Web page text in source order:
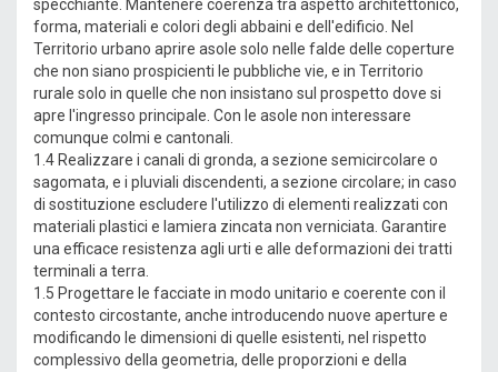
specchiante. Mantenere coerenza tra aspetto architettonico,
forma, materiali e colori degli abbaini e dell'edificio. Nel
Territorio urbano aprire asole solo nelle falde delle coperture
che non siano prospicienti le pubbliche vie, e in Territorio
rurale solo in quelle che non insistano sul prospetto dove si
apre l'ingresso principale. Con le asole non interessare
comunque colmi e cantonali.
1.4 Realizzare i canali di gronda, a sezione semicircolare o
sagomata, e i pluviali discendenti, a sezione circolare; in caso
di sostituzione escludere l'utilizzo di elementi realizzati con
materiali plastici e lamiera zincata non verniciata. Garantire
una efficace resistenza agli urti e alle deformazioni dei tratti
terminali a terra.
1.5 Progettare le facciate in modo unitario e coerente con il
contesto circostante, anche introducendo nuove aperture e
modificando le dimensioni di quelle esistenti, nel rispetto
complessivo della geometria, delle proporzioni e della